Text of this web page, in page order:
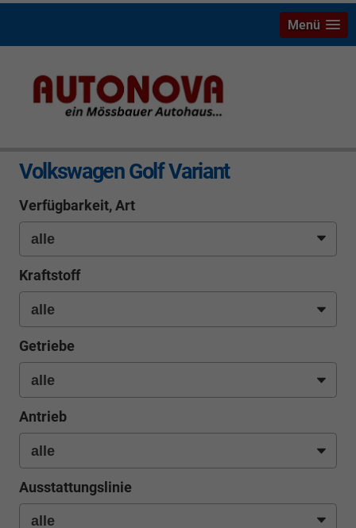
Menü
Volkswagen Golf Variant
Verfügbarkeit, Art
Kraftstoff
Getriebe
Antrieb
Ausstattungslinie